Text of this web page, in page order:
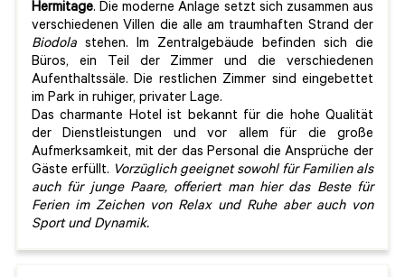
Hermitage. Die moderne Anlage setzt sich zusammen aus
verschiedenen Villen die alle am traumhaften Strand der
Biodola stehen. Im Zentralgebäude befinden sich die
Büros, ein Teil der Zimmer und die verschiedenen
Aufenthaltssäle. Die restlichen Zimmer sind eingebettet
im Park in ruhiger, privater Lage.
Das charmante Hotel ist bekannt für die hohe Qualität
der Dienstleistungen und vor allem für die große
Aufmerksamkeit, mit der das Personal die Ansprüche der
Gäste erfüllt. Vorzüglich geeignet sowohl für Familien als
auch für junge Paare, offeriert man hier das Beste für
Ferien im Zeichen von Relax und Ruhe aber auch von
Sport und Dynamik.